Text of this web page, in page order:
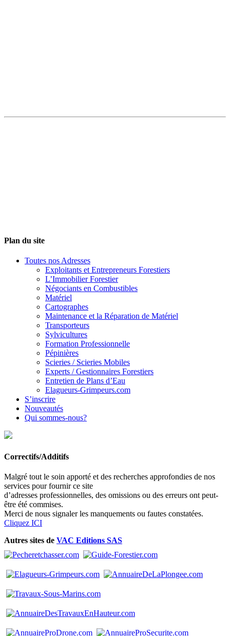
Plan du site
Toutes nos Adresses
Exploitants et Entrepreneurs Forestiers
L’Immobilier Forestier
Négociants en Combustibles
Matériel
Cartographes
Maintenance et la Réparation de Matériel
Transporteurs
Sylvicultures
Formation Professionnelle
Pépinières
Scieries / Scieries Mobiles
Experts / Gestionnaires Forestiers
Entretien de Plans d’Eau
Elagueurs-Grimpeurs.com
S’inscrire
Nouveautés
Qui sommes-nous?
Correctifs/Additifs
Malgré tout le soin apporté et des recherches approfondies de nos
services pour fournir ce site
d’adresses professionnelles, des omissions ou des erreurs ont peut-
être été commises.
Merci de nous signaler les manquements ou fautes constatées.
Cliquez ICI
Autres sites de VAC Editions SAS